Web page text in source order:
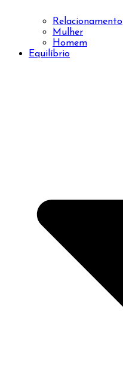
Relacionamento
Mulher
Homem
Equilíbrio